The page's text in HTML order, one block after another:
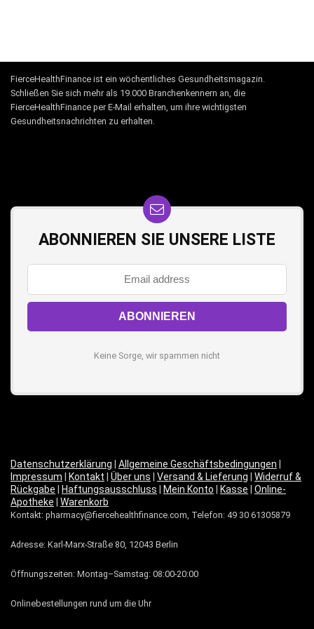
FierceHealthFinance ist ein wöchentliches Gesundheitsmagazin.
Schließen Sie sich mehr als 19.000 Branchenkennern an, die
FierceHealthFinance per E-Mail erhalten, um ihre wichtigsten
Gesundheitsnachrichten zu erhalten.
ABONNIEREN SIE UNSERE LISTE
Keine Sorge, wir spammen nicht
Datenschutzerklärung | Allgemeine Geschäftsbedingungen |
Impressum | Kontakt | Über uns | Versand & Lieferung | Widerruf &
Rückgabe | Haftungsausschluss | Mein Konto | Kasse | Online-
Apotheke | Warenkorb
Kontakt: pharmacy@fiercehealthfinance.com, Telefon: 49 30 61305879
Adresse: Karl-Marx-Straße 80, 12043 Berlin
Öffnungszeiten: Montag–Samstag: 08:00-20:00
Onlinebestellungen rund um die Uhr